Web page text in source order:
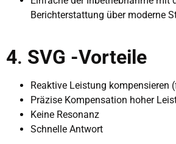
Berichterstattung über moderne
4. SVG -Vorteile
Reaktive Leistung kompensieren
Präzise Kompensation hoher
Keine Resonanz
Schnelle Antwort